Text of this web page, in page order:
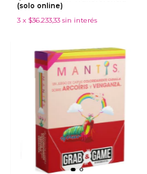
(solo online)
3 x $36.233,33 sin interés